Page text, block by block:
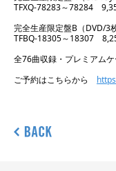
TFXQ-78283～78284
完全生産限定盤B（DVD/3
TFBQ-18305～18307
全76曲収録・プレミアム
ご予約はこちらから